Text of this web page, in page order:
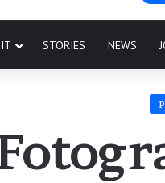
STORIES NEWS